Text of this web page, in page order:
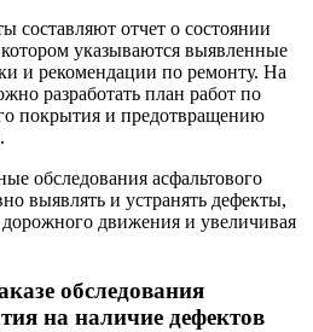
составляют отчет о состоянии
указываются выявленные
и рекомендации по ремонту. На
разработать план работ по
покрытия и предотвращению
обследования асфальтового
выявлять и устранять дефекты,
дорожного движения и увеличивая
обследования
на наличие дефектов